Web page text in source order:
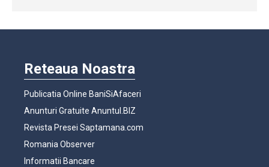
Reteaua Noastra
Publicatia Online BaniSiAfaceri
Anunturi Gratuite Anuntul.BIZ
Revista Presei Saptamana.com
Romania Observer
Informatii Bancare